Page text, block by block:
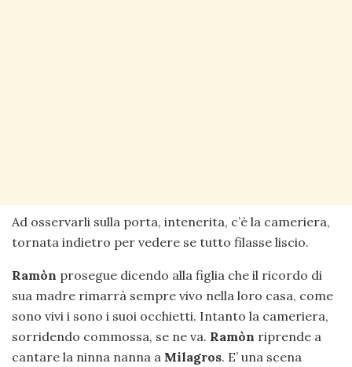
Ad osservarli sulla porta, intenerita, c’è la cameriera,
tornata indietro per vedere se tutto filasse liscio.
Ramòn prosegue dicendo alla figlia che il ricordo di
sua madre rimarrà sempre vivo nella loro casa, come
sono vivi i sono i suoi occhietti. Intanto la cameriera,
sorridendo commossa, se ne va. Ramòn riprende a
cantare la ninna nanna a Milagros. E’ una scena